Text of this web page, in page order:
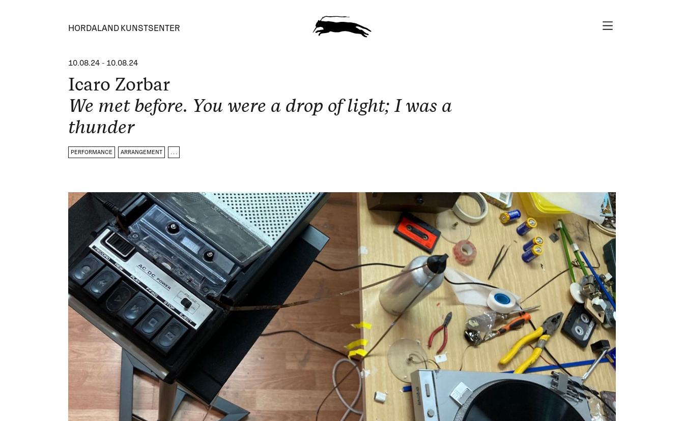
HORDALAND KUNSTSENTER
10.08.24 - 10.08.24
Icaro Zorbar
We met before. You were a drop of light; I was a
thunder
PERFORMANCE ARRANGEMENT . . .